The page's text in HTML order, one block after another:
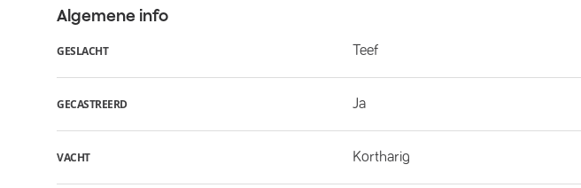
Algemene info
GESLACHT Teef
GECASTREERD Ja
VACHT Kortharig